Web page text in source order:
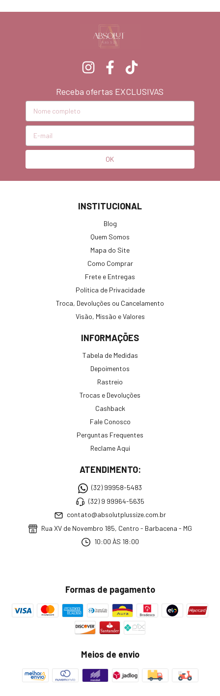
Receba ofertas EXCLUSIVAS
INSTITUCIONAL
Blog
Quem Somos
Mapa do Site
Como Comprar
Frete e Entregas
Política de Privacidade
Troca, Devoluções ou Cancelamento
Visão, Missão e Valores
INFORMAÇÕES
Tabela de Medidas
Depoimentos
Rastreio
Trocas e Devoluções
Cashback
Fale Conosco
Perguntas Frequentes
Reclame Aqui
ATENDIMENTO:
(32) 99958-5483
(32) 9 99964-5635
contato@absolutplussize.com.br
Rua XV de Novembro 185, Centro - Barbacena - MG
10:00 ÀS 18:00
Formas de pagamento
Meios de envio